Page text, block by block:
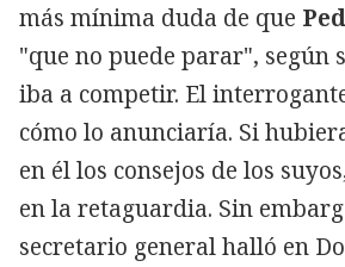
más mínima duda de que
"que no puede parar", según
iba a competir. El
cómo lo anunciaría. Si
en él los consejos de los
en la retaguardia. Sin
secretario general halló en